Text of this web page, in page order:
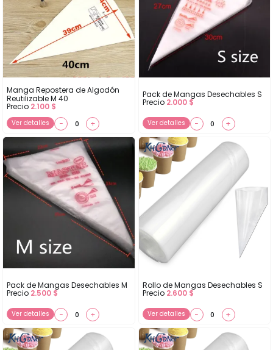
Manga Repostera de Algodón
Reutilizable M 40
Precio 2.100 $
Ver detalles − +
Pack de Mangas Desechables S
Precio 2.000 $
Ver detalles − +
Pack de Mangas Desechables M
Precio 2.500 $
Ver detalles − +
Rollo de Mangas Desechables S
Precio 2.600 $
Ver detalles − +